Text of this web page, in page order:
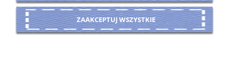
POKAŻ PEŁNĄ WERSJĘ STRONY
Sklep internetowy Shoper Premium
ZAAKCEPTUJ WSZYSTKIE